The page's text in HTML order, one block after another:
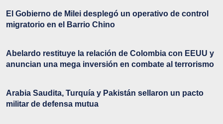
El Gobierno de Milei desplegó un operativo de control
migratorio en el Barrio Chino
Abelardo restituye la relación de Colombia con EEUU y
anuncian una mega inversión en combate al terrorismo
Arabia Saudita, Turquía y Pakistán sellaron un pacto
militar de defensa mutua